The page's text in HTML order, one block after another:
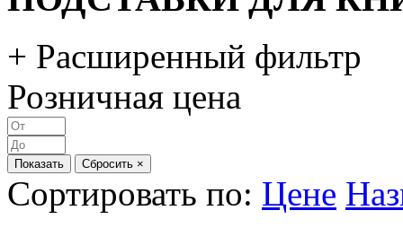
+ Расширенный фильтр
Розничная цена
Показать Сбросить ×
Сортировать по: Цене